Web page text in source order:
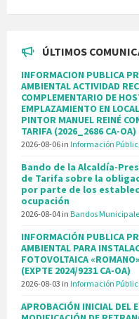
ÚLTIMOS
INFORMACION PUBLICA
AMBIENTAL ACTIVIDAD
COMPLEMENTARIO DE
EMPLAZAMIENTO EN
PINTOR MANUEL REINÉ
TARIFA (2026_2686 CA-OA)
2026-08-06 in Información
Bando de la Alcaldía-
de Tarifa sobre la
por parte de los
ocupación
2026-08-04 in Bandos
INFORMACIÓN PUBLICA
AMBIENTAL PARA
FOTOVOLTAICA
(EXPTE 2024/9231 CA-OA)
2026-08-03 in Información
APROBACIÓN INICIAL DEL